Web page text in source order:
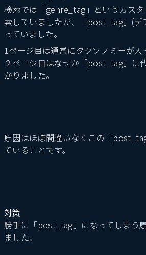
検索では「genre_tag」というカス
索していましたが、「post_tag」(デ
っていました。
1ページ目は通常にタクソノミーが入
２ページ目はなぜか「post_tag」に
かりました。
原因はほぼ間違いなくこの「
ていることです。
対策
勝手に「post_tag」になってしまう
ました。